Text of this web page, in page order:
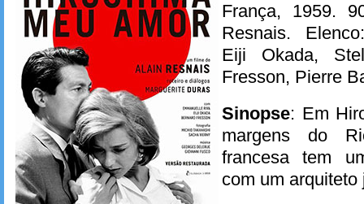
França, 1959.
Resnais.
Eiji Okada,
Fresson, Pierre
Sinopse: Em
margens do
francesa tem
com um arquiteto